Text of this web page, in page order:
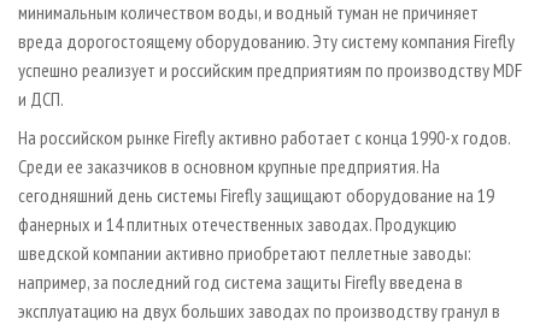
минимальным количеством воды, и водный туман не причиняет
вреда дорогостоящему оборудованию. Эту систему компания Firefly
успешно реализует и российским предприятиям по производству MDF
и ДСП.
На российском рынке Firefly активно работает с конца 1990­-х годов.
Среди ее заказчиков в основном крупные предприятия. На
сегодняшний день системы Firefly защищают оборудование на 19
фанерных и 14 плитных отечественных заводах. Продукцию
шведской компании активно приобретают пеллетные заводы:
например, за последний год система защиты Firefly введена в
эксплуатацию на двух больших заводах по производству гранул в